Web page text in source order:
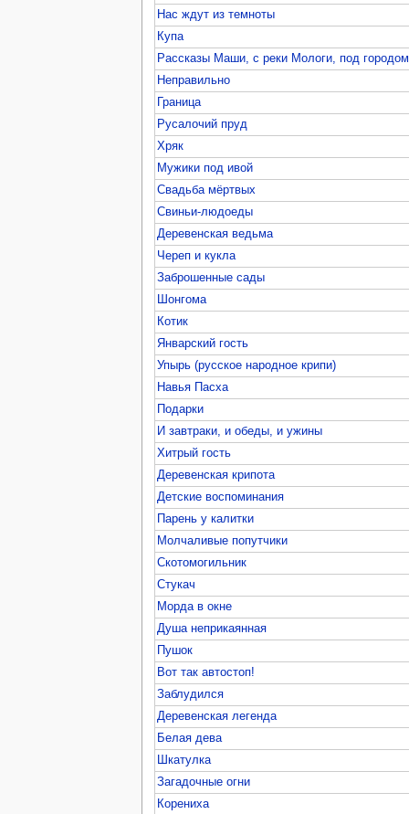
Нас ждут из темноты
Купа
Рассказы Маши, с реки Мологи, под
Неправильно
Граница
Русалочий пруд
Хряк
Мужики под ивой
Свадьба мёртвых
Свиньи-людоеды
Деревенская ведьма
Череп и кукла
Заброшенные сады
Шонгома
Котик
Январский гость
Упырь (русское народное крипи)
Навья Пасха
Подарки
И завтраки, и обеды, и ужины
Хитрый гость
Деревенская крипота
Детские воспоминания
Парень у калитки
Молчаливые попутчики
Скотомогильник
Стукач
Морда в окне
Душа неприкаянная
Пушок
Вот так автостоп!
Заблудился
Деревенская легенда
Белая дева
Шкатулка
Загадочные огни
Корениха